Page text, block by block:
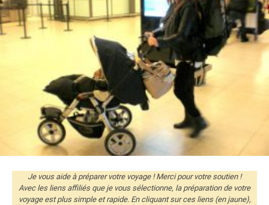
Je vous aide à préparer votre voyage ! Merci pour votre soutien !
Avec les liens affiliés que je vous sélectionne, la préparation de votre
voyage est plus simple et rapide. En cliquant sur ces liens (en jaune),